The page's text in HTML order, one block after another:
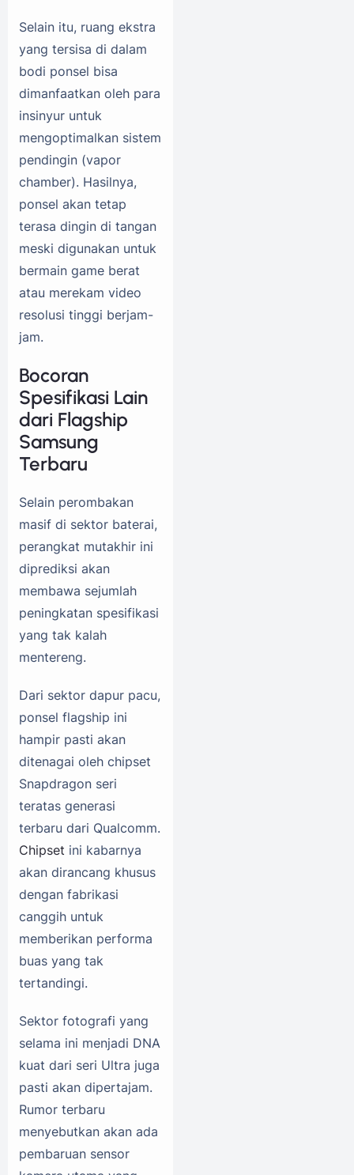
Selain itu, ruang ekstra
yang tersisa di dalam
bodi ponsel bisa
dimanfaatkan oleh para
insinyur untuk
mengoptimalkan sistem
pendingin (vapor
chamber). Hasilnya,
ponsel akan tetap
terasa dingin di tangan
meski digunakan untuk
bermain game berat
atau merekam video
resolusi tinggi berjam-
jam.
Bocoran
Spesifikasi Lain
dari Flagship
Samsung
Terbaru
Selain perombakan
masif di sektor baterai,
perangkat mutakhir ini
diprediksi akan
membawa sejumlah
peningkatan spesifikasi
yang tak kalah
mentereng.
Dari sektor dapur pacu,
ponsel flagship ini
hampir pasti akan
ditenagai oleh chipset
Snapdragon seri
teratas generasi
terbaru dari Qualcomm.
Chipset ini kabarnya
akan dirancang khusus
dengan fabrikasi
canggih untuk
memberikan performa
buas yang tak
tertandingi.
Sektor fotografi yang
selama ini menjadi DNA
kuat dari seri Ultra juga
pasti akan dipertajam.
Rumor terbaru
menyebutkan akan ada
pembaruan sensor